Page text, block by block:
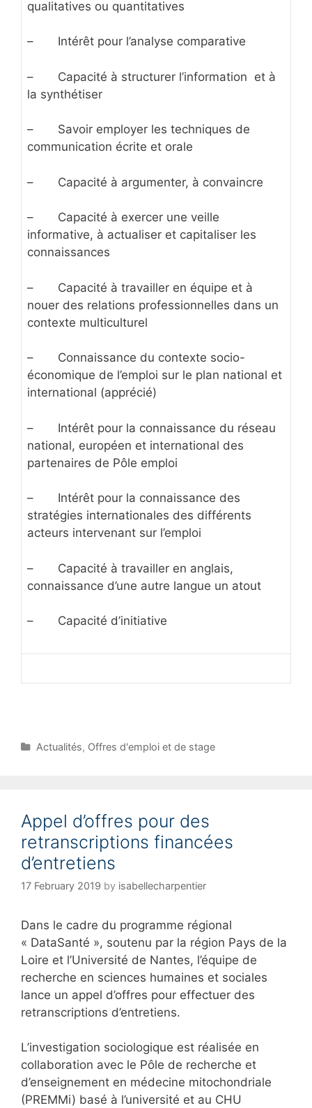
qualitatives ou quantitatives
– Intérêt pour l’analyse comparative
– Capacité à structurer l’information et à
la synthétiser
– Savoir employer les techniques de
communication écrite et orale
– Capacité à argumenter, à convaincre
– Capacité à exercer une veille
informative, à actualiser et capitaliser les
connaissances
– Capacité à travailler en équipe et à
nouer des relations professionnelles dans un
contexte multiculturel
– Connaissance du contexte socio-
économique de l’emploi sur le plan national et
international (apprécié)
– Intérêt pour la connaissance du réseau
national, européen et international des
partenaires de Pôle emploi
– Intérêt pour la connaissance des
stratégies internationales des différents
acteurs intervenant sur l’emploi
– Capacité à travailler en anglais,
connaissance d’une autre langue un atout
– Capacité d’initiative
C
o
i
e
Actualités, Offres d'emploi et de stage
Appel d’offres pour des
retranscriptions financées
d’entretiens
17 February 2019 by isabellecharpentier
Dans le cadre du programme régional
« DataSanté », soutenu par la région Pays de la
Loire et l’Université de Nantes, l’équipe de
recherche en sciences humaines et sociales
lance un appel d’offres pour effectuer des
retranscriptions d’entretiens.
L’investigation sociologique est réalisée en
collaboration avec le Pôle de recherche et
d’enseignement en médecine mitochondriale
(PREMMi) basé à l’université et au CHU